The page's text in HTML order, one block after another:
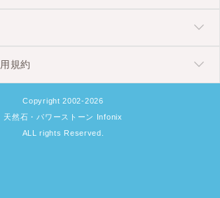
規約
Copyright 2002-2026
天然石・パワーストーン Infonix
ALL rights Reserved.